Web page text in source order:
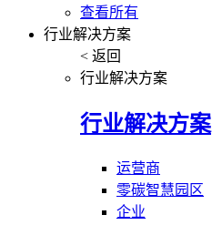
查看所有
行业解决方案
< 返回
行业解决方案
行业解决方案
运营商
零碳智慧园区
企业